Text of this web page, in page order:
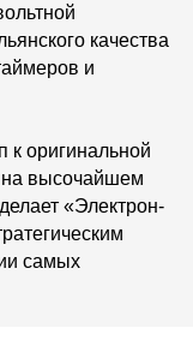
качества
и
к оригинальной
на высочайшем
«Электрон-
самых